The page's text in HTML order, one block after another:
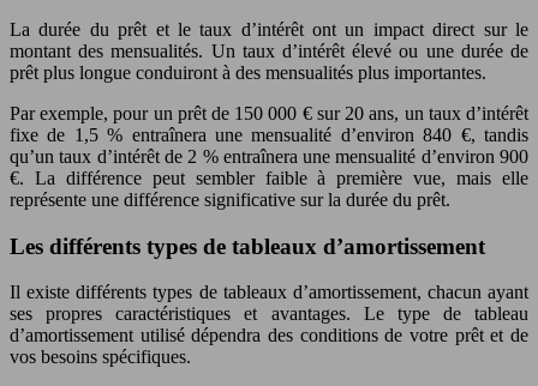
La durée du prêt et le taux d’intérêt ont un impact direct sur le
montant des mensualités. Un taux d’intérêt élevé ou une durée de
prêt plus longue conduiront à des mensualités plus importantes.
Par exemple, pour un prêt de 150 000 € sur 20 ans, un taux d’intérêt
fixe de 1,5 % entraînera une mensualité d’environ 840 €, tandis
qu’un taux d’intérêt de 2 % entraînera une mensualité d’environ 900
€. La différence peut sembler faible à première vue, mais elle
représente une différence significative sur la durée du prêt.
Les différents types de tableaux d’amortissement
Il existe différents types de tableaux d’amortissement, chacun ayant
ses propres caractéristiques et avantages. Le type de tableau
d’amortissement utilisé dépendra des conditions de votre prêt et de
vos besoins spécifiques.